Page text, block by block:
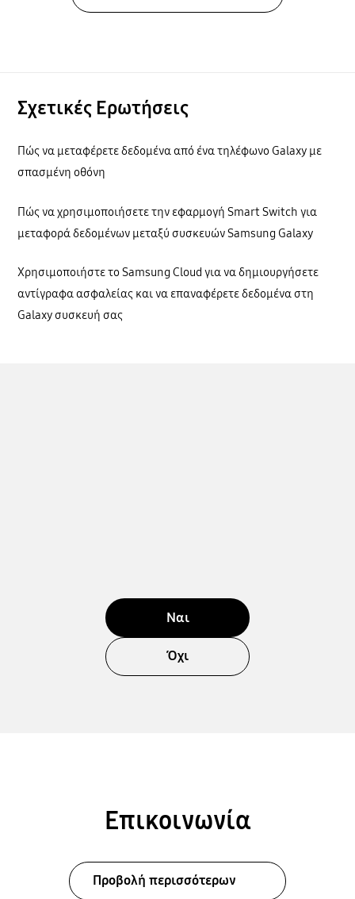
Σχετικές Ερωτήσεις
Πώς να μεταφέρετε δεδομένα από ένα τηλέφωνο Galaxy με
σπασμένη οθόνη
Πώς να χρησιμοποιήσετε την εφαρμογή Smart Switch για
μεταφορά δεδομένων μεταξύ συσκευών Samsung Galaxy
Χρησιμοποιήστε το Samsung Cloud για να δημιουργήσετε
αντίγραφα ασφαλείας και να επαναφέρετε δεδομένα στη
Galaxy συσκευή σας
Ναι
Όχι
Επικοινωνία
Προβολή περισσότερων